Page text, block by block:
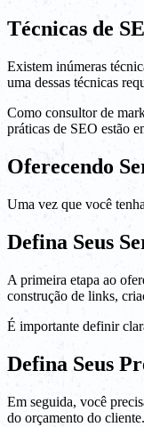
Técnicas de
Existem inúmeras
uma dessas técnicas
Como consultor de
práticas de SEO estão
Oferecendo
Uma vez que você
Defina Seus
A primeira etapa ao
construção de links,
É importante definir
Defina Seus
Em seguida, você
do orçamento do cliente.